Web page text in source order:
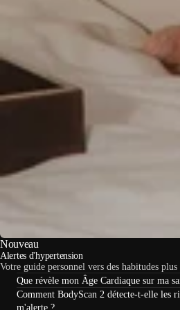
Nouveau
Alertes d'hypertension
Votre guide personnel vers des habitudes
Que révèle mon Âge Cardiaque sur ma
Comment BodyScan 2 détecte-t-elle les
m'alerte ?